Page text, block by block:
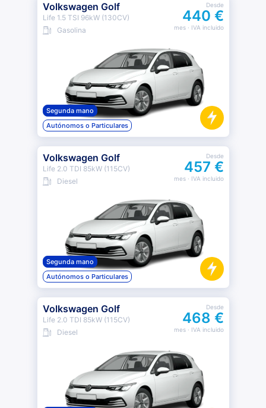
Volkswagen Golf
Life 1.5 TSI 96kW (130CV)
Gasolina
Desde
440 €
mes· IVA incluido
Segunda mano
Autónomos o Particulares
Volkswagen Golf
Life 2.0 TDI 85kW (115CV)
Diesel
Desde
457 €
mes· IVA incluido
Segunda mano
Autónomos o Particulares
Volkswagen Golf
Life 2.0 TDI 85kW (115CV)
Diesel
Desde
468 €
mes· IVA incluido